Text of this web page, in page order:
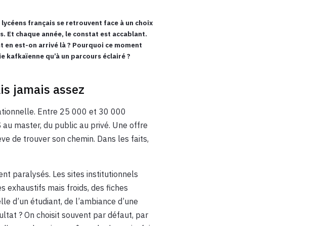
français se retrouvent face à un choix
Et chaque année, le constat est accablant.
est-on arrivé là ? Pourquoi ce moment
kafkaïenne qu’à un parcours éclairé ?
jamais assez
Entre 25 000 et 30 000
master, du public au privé. Une offre
de trouver son chemin. Dans les faits,
paralysés. Les sites institutionnels
exhaustifs mais froids, des fiches
d’un étudiant, de l’ambiance d’une
? On choisit souvent par défaut, par